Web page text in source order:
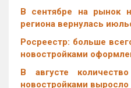
В сентябре на рынок
региона вернулась
Росреестр: больше
новостройками
В августе
новостройками выросло